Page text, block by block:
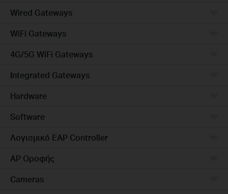
Wired Gateways
WiFi Gateways
4G/5G WiFi Gateways
Integrated Gateways
Hardware
Software
Λογισμικό EAP Controller
AP Οροφής
Cameras